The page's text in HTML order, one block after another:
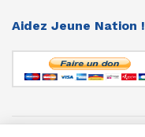
Aidez Jeune Nation !